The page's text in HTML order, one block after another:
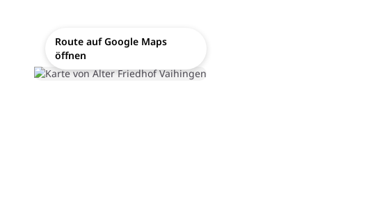
Route auf Google Maps
öffnen